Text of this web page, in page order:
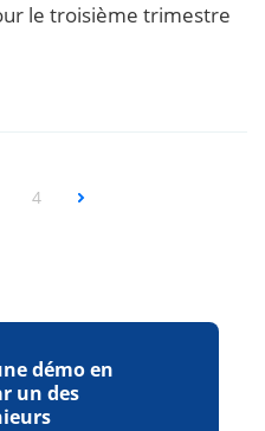
le troisième trimestre
4 Next
démo en
un des